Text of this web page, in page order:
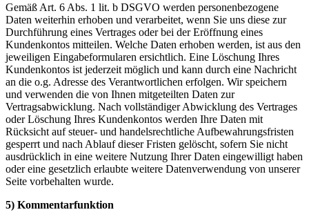
Gemäß Art. 6 Abs. 1 lit. b DSGVO werden personenbezogene
Daten weiterhin erhoben und verarbeitet, wenn Sie uns diese zur
Durchführung eines Vertrages oder bei der Eröffnung eines
Kundenkontos mitteilen. Welche Daten erhoben werden, ist aus den
jeweiligen Eingabeformularen ersichtlich. Eine Löschung Ihres
Kundenkontos ist jederzeit möglich und kann durch eine Nachricht
an die o.g. Adresse des Verantwortlichen erfolgen. Wir speichern
und verwenden die von Ihnen mitgeteilten Daten zur
Vertragsabwicklung. Nach vollständiger Abwicklung des Vertrages
oder Löschung Ihres Kundenkontos werden Ihre Daten mit
Rücksicht auf steuer- und handelsrechtliche Aufbewahrungsfristen
gesperrt und nach Ablauf dieser Fristen gelöscht, sofern Sie nicht
ausdrücklich in eine weitere Nutzung Ihrer Daten eingewilligt haben
oder eine gesetzlich erlaubte weitere Datenverwendung von unserer
Seite vorbehalten wurde.
5) Kommentarfunktion